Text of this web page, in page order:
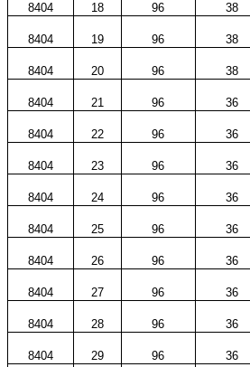
8404 18 96 38
8404 19 96 38
8404 20 96 38
8404 21 96 36
8404 22 96 36
8404 23 96 36
8404 24 96 36
8404 25 96 36
8404 26 96 36
8404 27 96 36
8404 28 96 36
8404 29 96 36